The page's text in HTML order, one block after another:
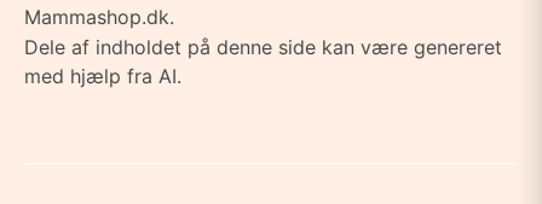
Mammashop.dk.
Dele af indholdet på denne side kan være genereret
med hjælp fra AI.